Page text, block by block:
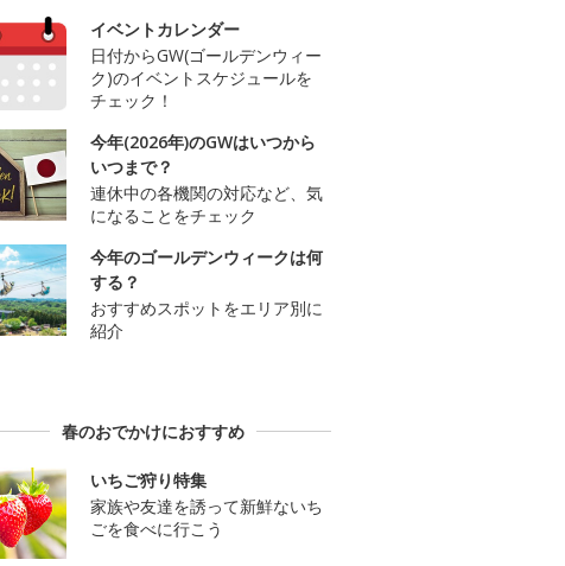
イベントカレンダー
日付からGW(ゴールデンウィー
ク)のイベントスケジュールを
チェック！
今年(2026年)のGWはいつから
いつまで？
連休中の各機関の対応など、気
になることをチェック
今年のゴールデンウィークは何
する？
おすすめスポットをエリア別に
紹介
春のおでかけにおすすめ
いちご狩り特集
家族や友達を誘って新鮮ないち
ごを食べに行こう